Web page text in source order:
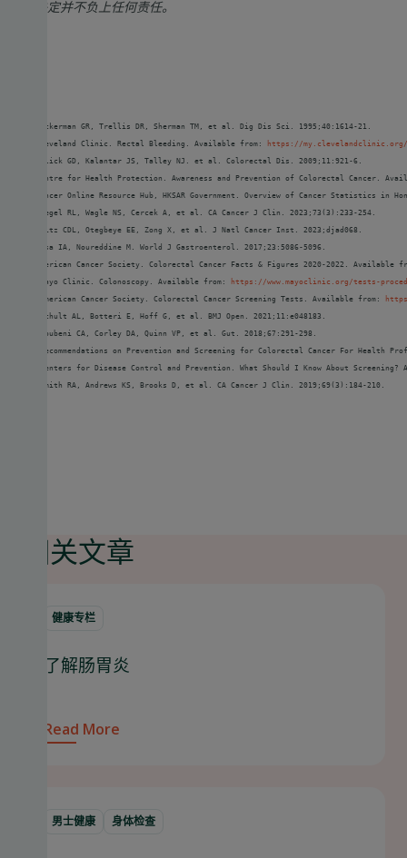
何决定并不负上任何责任。
1. Zuckerman GR, Trellis DR, Sherman TM, et al. Dig Dis Sci. 1995;40:1614-21.
2. Cleveland Clinic. Rectal Bleeding. Available from: https://my.clevelandclinic.org/
3. Eslick GD, Kalantar JS, Talley NJ. et al. Colorectal Dis. 2009;11:921-6.
4. Centre for Health Protection. Awareness and Prevention of Colorectal Cancer.
5. Cancer Online Resource Hub, HKSAR Government. Overview of Cancer Statistics in
6. Siegel RL, Wagle NS, Cercek A, et al. CA Cancer J Clin. 2023;73(3):233-254.
7. Fritz CDL, Otegbeye EE, Zong X, et al. J Natl Cancer Inst. 2023;djad068.
8. Issa IA, Noureddine M. World J Gastroenterol. 2017;23:5086-5096.
9. American Cancer Society. Colorectal Cancer Facts & Figures 2020-2022. Available
10. Mayo Clinic. Colonoscopy. Available from: https://www.mayoclinic.org/tests-
11. American Cancer Society. Colorectal Cancer Screening Tests. Available from:
12. Schult AL, Botteri E, Hoff G, et al. BMJ Open. 2021;11:e048183.
13. Doubeni CA, Corley DA, Quinn VP, et al. Gut. 2018;67:291-298.
14. Recommendations on Prevention and Screening for Colorectal Cancer For Health
15. Centers for Disease Control and Prevention. What Should I Know About
16. Smith RA, Andrews KS, Brooks D, et al. CA Cancer J Clin. 2019;69(3):184-210.
相关文章
健康专栏
了解肠胃炎
Read More
男士健康 身体检查